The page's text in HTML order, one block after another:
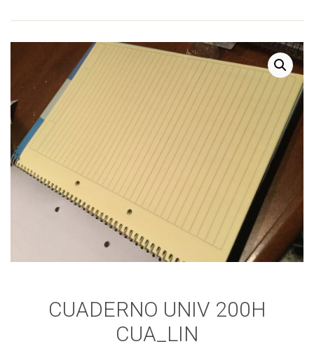
CUADERNO UNIV 200H
CUA_LIN